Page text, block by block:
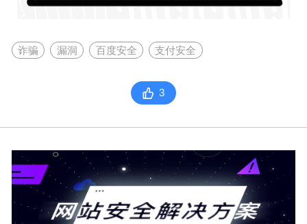
诈骗 漏洞 百度安全 支付安全
3